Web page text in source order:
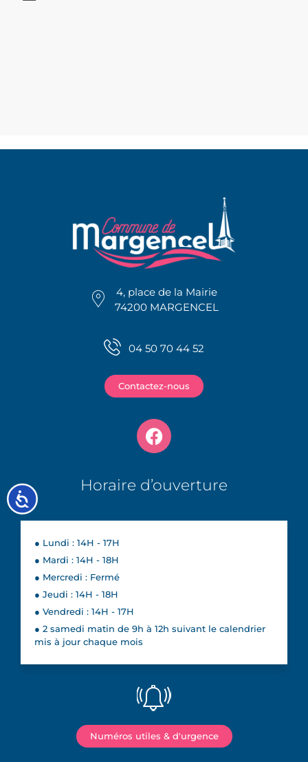
Accessibilité
4, place de la Mairie
74200 MARGENCEL
04 50 70 44 52
Contactez-nous
Horaire d’ouverture
● Lundi : 14H - 17H
● Mardi : 14H - 18H
● Mercredi : Fermé
● Jeudi : 14H - 18H
● Vendredi : 14H - 17H
● 2 samedi matin de 9h à 12h suivant le calendrier
mis à jour chaque mois
Numéros utiles & d'urgence